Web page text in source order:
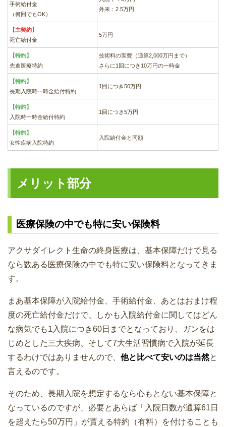
手術給付金
（何回でもOK）
外来：2.5万円
【主契約】
死亡給付金
5万円
【特約】
先進医療特約
技術料の実費（通算2,000万円まで）
さらに1回につき10万円の一時金
【特約】
長期入院時一時金給付特約
1回につき50万円
【特約】
入院時一時金給付特約
1回につき5万円
【特約】
女性疾病入院特約
入院給付金と同額
メリット部分
医療保険の中でも特に安い保険料
アクサダイレクト生命の終身医療は、基本保障だけで見る
なら数ある医療保険の中でも特に安い保険料となってきま
す。
まあ基本保障が入院給付金、手術給付金、あとはおまけ程
度の死亡給付金だけで、しかも入院給付金に関してはどん
な病気でも1入院につき60日までとなっており、ガンをは
じめとした三大疾病、そして7大生活習慣病で入院が延長
するわけではありませんので、 他と比べて安いのは当然と
言えるのです。
そのため、長期入院を想定するなら心もとない基本保障と
なっているのですが、必要とあらば「入院日数が通算61日
を超えたら50万円」が貰える特約（有料）を付けることも